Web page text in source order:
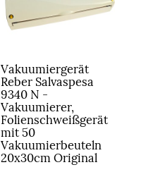
Vakuumiergerät
Reber Salvaspesa
9340 N -
Vakuumierer,
Folienschweißgerät
mit 50
Vakuumierbeuteln
20x30cm Original